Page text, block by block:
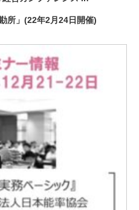
所」(22年2月24日開催)